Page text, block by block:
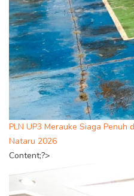
PLN UP3 Merauke Siaga Penuh
Nataru 2026
Content;?>